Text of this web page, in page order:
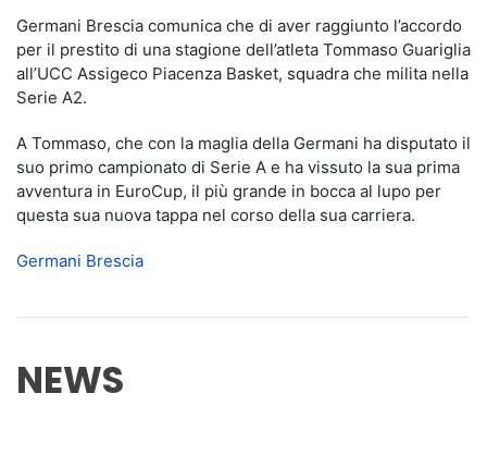
Germani Brescia comunica che di aver raggiunto l’accordo
per il prestito di una stagione dell’atleta Tommaso Guariglia
all’UCC Assigeco Piacenza Basket, squadra che milita nella
Serie A2.
A Tommaso, che con la maglia della Germani ha disputato il
suo primo campionato di Serie A e ha vissuto la sua prima
avventura in EuroCup, il più grande in bocca al lupo per
questa sua nuova tappa nel corso della sua carriera.
Germani Brescia
NEWS